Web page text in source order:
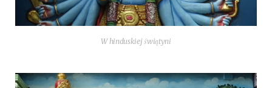
W hin­du­skiej świątyni